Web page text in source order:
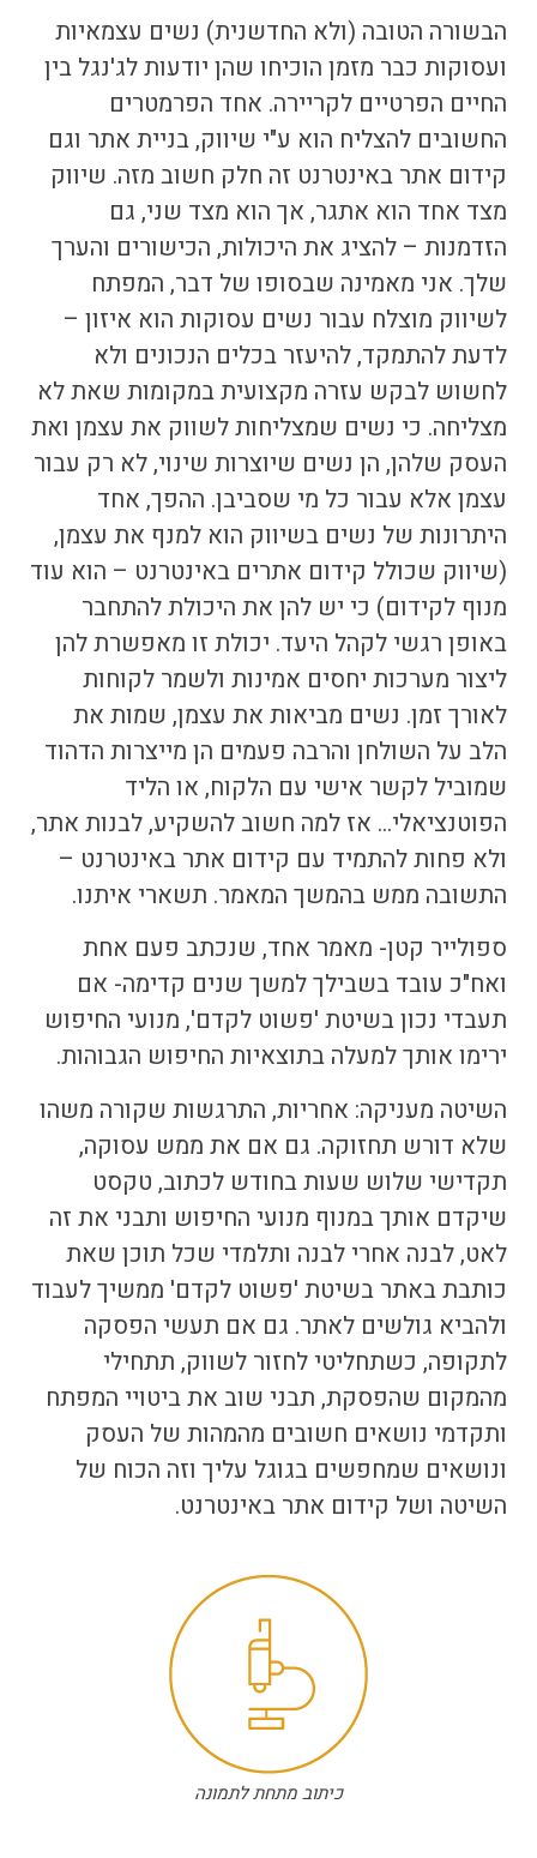
הבשורה הטובה (ולא החדשנית) נשים עצמאיות
ועסוקות כבר מזמן הוכיחו שהן יודעות לג'נגל בין
החיים הפרטיים לקריירה. אחד הפרמטרים
החשובים להצליח הוא ע"י שיווק, בניית אתר וגם
קידום אתר באינטרנט זה חלק חשוב מזה. שיווק
מצד אחד הוא אתגר, אך הוא מצד שני, גם
הזדמנות – להציג את היכולות, הכישורים והערך
שלך. אני מאמינה שבסופו של דבר, המפתח
לשיווק מוצלח עבור נשים עסוקות הוא איזון –
לדעת להתמקד, להיעזר בכלים הנכונים ולא
לחשוש לבקש עזרה מקצועית במקומות שאת לא
מצליחה. כי נשים שמצליחות לשווק את עצמן ואת
העסק שלהן, הן נשים שיוצרות שינוי, לא רק עבור
עצמן אלא עבור כל מי שסביבן. ההפך, אחד
היתרונות של נשים בשיווק הוא למנף את עצמן,
(שיווק שכולל קידום אתרים באינטרנט – הוא עוד
מנוף לקידום) כי יש להן את היכולת להתחבר
באופן רגשי לקהל היעד. יכולת זו מאפשרת להן
ליצור מערכות יחסים אמינות ולשמר לקוחות
לאורך זמן. נשים מביאות את עצמן, שמות את
הלב על השולחן והרבה פעמים הן מייצרות הדהוד
שמוביל לקשר אישי עם הלקוח, או הליד
הפוטנציאלי… אז למה חשוב להשקיע, לבנות אתר,
ולא פחות להתמיד עם קידום אתר באינטרנט –
התשובה ממש בהמשך המאמר. תשארי איתנו.
ספולייר קטן- מאמר אחד, שנכתב פעם אחת
ואח"כ עובד בשבילך למשך שנים קדימה- אם
תעבדי נכון בשיטת 'פשוט לקדם', מנועי החיפוש
ירימו אותך למעלה בתוצאיות החיפוש הגבוהות.
השיטה מעניקה: אחריות, התרגשות שקורה משהו
שלא דורש תחזוקה. גם אם את ממש עסוקה,
תקדישי שלוש שעות בחודש לכתוב, טקסט
שיקדם אותך במנוף מנועי החיפוש ותבני את זה
לאט, לבנה אחרי לבנה ותלמדי שכל תוכן שאת
כותבת באתר בשיטת 'פשוט לקדם' ממשיך לעבוד
ולהביא גולשים לאתר. גם אם תעשי הפסקה
לתקופה, כשתחליטי לחזור לשווק, תתחילי
מהמקום שהפסקת, תבני שוב את ביטויי המפתח
ותקדמי נושאים חשובים מהמהות של העסק
ונושאים שמחפשים בגוגל עליך וזה הכוח של
השיטה ושל קידום אתר באינטרנט.
כיתוב מתחת לתמונה